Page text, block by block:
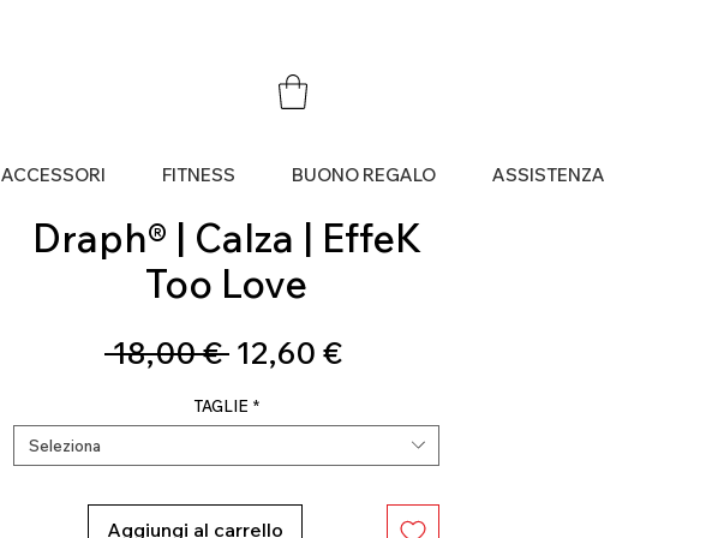
ACCESSORI FITNESS BUONO REGALO ASSISTENZA
Draph® | Calza | EffeK
Too Love
18,00 € Prezzo
12,60 €Prezzo
TAGLIE *
Seleziona
Aggiungi al carrello